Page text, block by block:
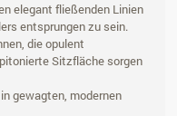
elegant fließenden Linien
entsprungen zu sein.
die opulent
Sitzfläche sorgen
gewagten, modernen